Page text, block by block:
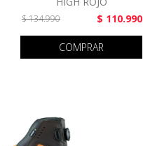
$ 134.990 $ 110.990
COMPRAR